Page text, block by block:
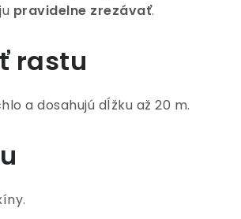
pravidelne zrezávať.
rastu
a dosahujú dĺžku až 20 m.